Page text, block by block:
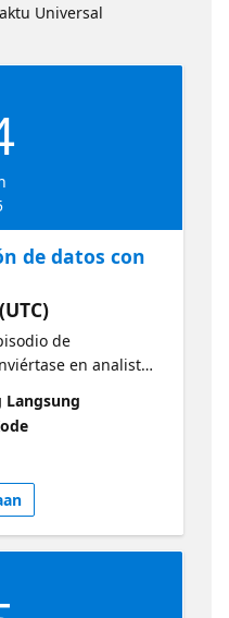
Universal
de datos con
de
en analista
BI. Este
de
con una
300 y Power BI, y
la obtención,
y finalmente a
de datos.
Langsung